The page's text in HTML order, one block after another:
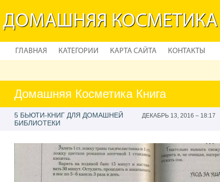
ДОМАШНЯЯ КОСМЕТИКА
ГЛАВНАЯ КАТЕГОРИИ КАРТА САЙТА КОНТАКТЫ
Домашняя Косметика Книга
5 БЬЮТИ-КНИГ ДЛЯ ДОМАШНЕЙ
БИБЛИОТЕКИ
ДЕКАБРЬ 13, 2016 – 18:17